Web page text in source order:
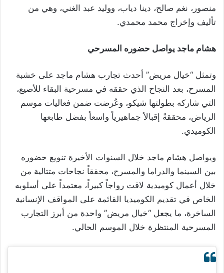
منصور، نغم صالح، دينا دياب، ووليد عبد الغني، وهي من
تأليف وإخراج محمد محمدي.
هشام ماجد يواصل حضوره المسرحي
وتمثل “خيال مريض” أحدث تجارب هشام ماجد على خشبة
المسرح، بعد النجاح الذي حققه في مسرحية البقاء للأصيع،
التي شاركه بطولتها شيكو، وعُرضت ضمن فعاليات موسم
الرياض، محققةً إقبالاً جماهيرياً واسعاً بفضل طابعها
الكوميدي.
ويواصل هشام ماجد خلال السنوات الأخيرة تنويع حضوره
بين السينما والدراما والمسرح، محققاً نجاحات متتالية من
خلال أعمال كوميدية لاقت رواجاً كبيراً، معتمداً على أسلوبه
الخاص في تقديم الكوميديا القائمة على المواقف الإنسانية
الساخرة، ما يجعل “خيال مريض” واحدة من أبرز التجارب
المسرحية المنتظرة خلال الموسم الحالي.